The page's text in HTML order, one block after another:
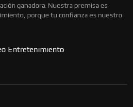
ganadora. Nuestra premisa es
porque tu confianza es nuestro